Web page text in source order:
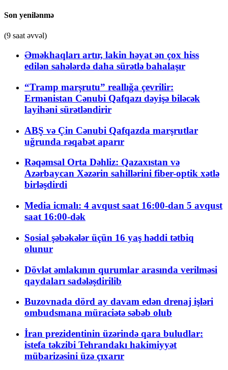
Son yenilənmə
(9 saat əvvəl)
Əməkhaqları artır, lakin həyat ən çox hiss
edilən sahələrdə daha sürətlə bahalaşır
“Tramp marşrutu” reallığa çevrilir:
Ermənistan Cənubi Qafqazı dəyişə biləcək
layihəni sürətləndirir
ABŞ və Çin Cənubi Qafqazda marşrutlar
uğrunda rəqabət aparır
Rəqəmsal Orta Dəhliz: Qazaxıstan və
Azərbaycan Xəzərin sahillərini fiber-optik xətlə
birləşdirdi
Media icmalı: 4 avqust saat 16:00-dan 5 avqust
saat 16:00-dək
Sosial şəbəkələr üçün 16 yaş həddi tətbiq
olunur
Dövlət əmlakının qurumlar arasında verilməsi
qaydaları sadələşdirilib
Buzovnada dörd ay davam edən drenaj işləri
ombudsmana müraciətə səbəb olub
İran prezidentinin üzərində qara buludlar:
istefa təkzibi Tehrandakı hakimiyyət
mübarizəsini üzə çıxarır